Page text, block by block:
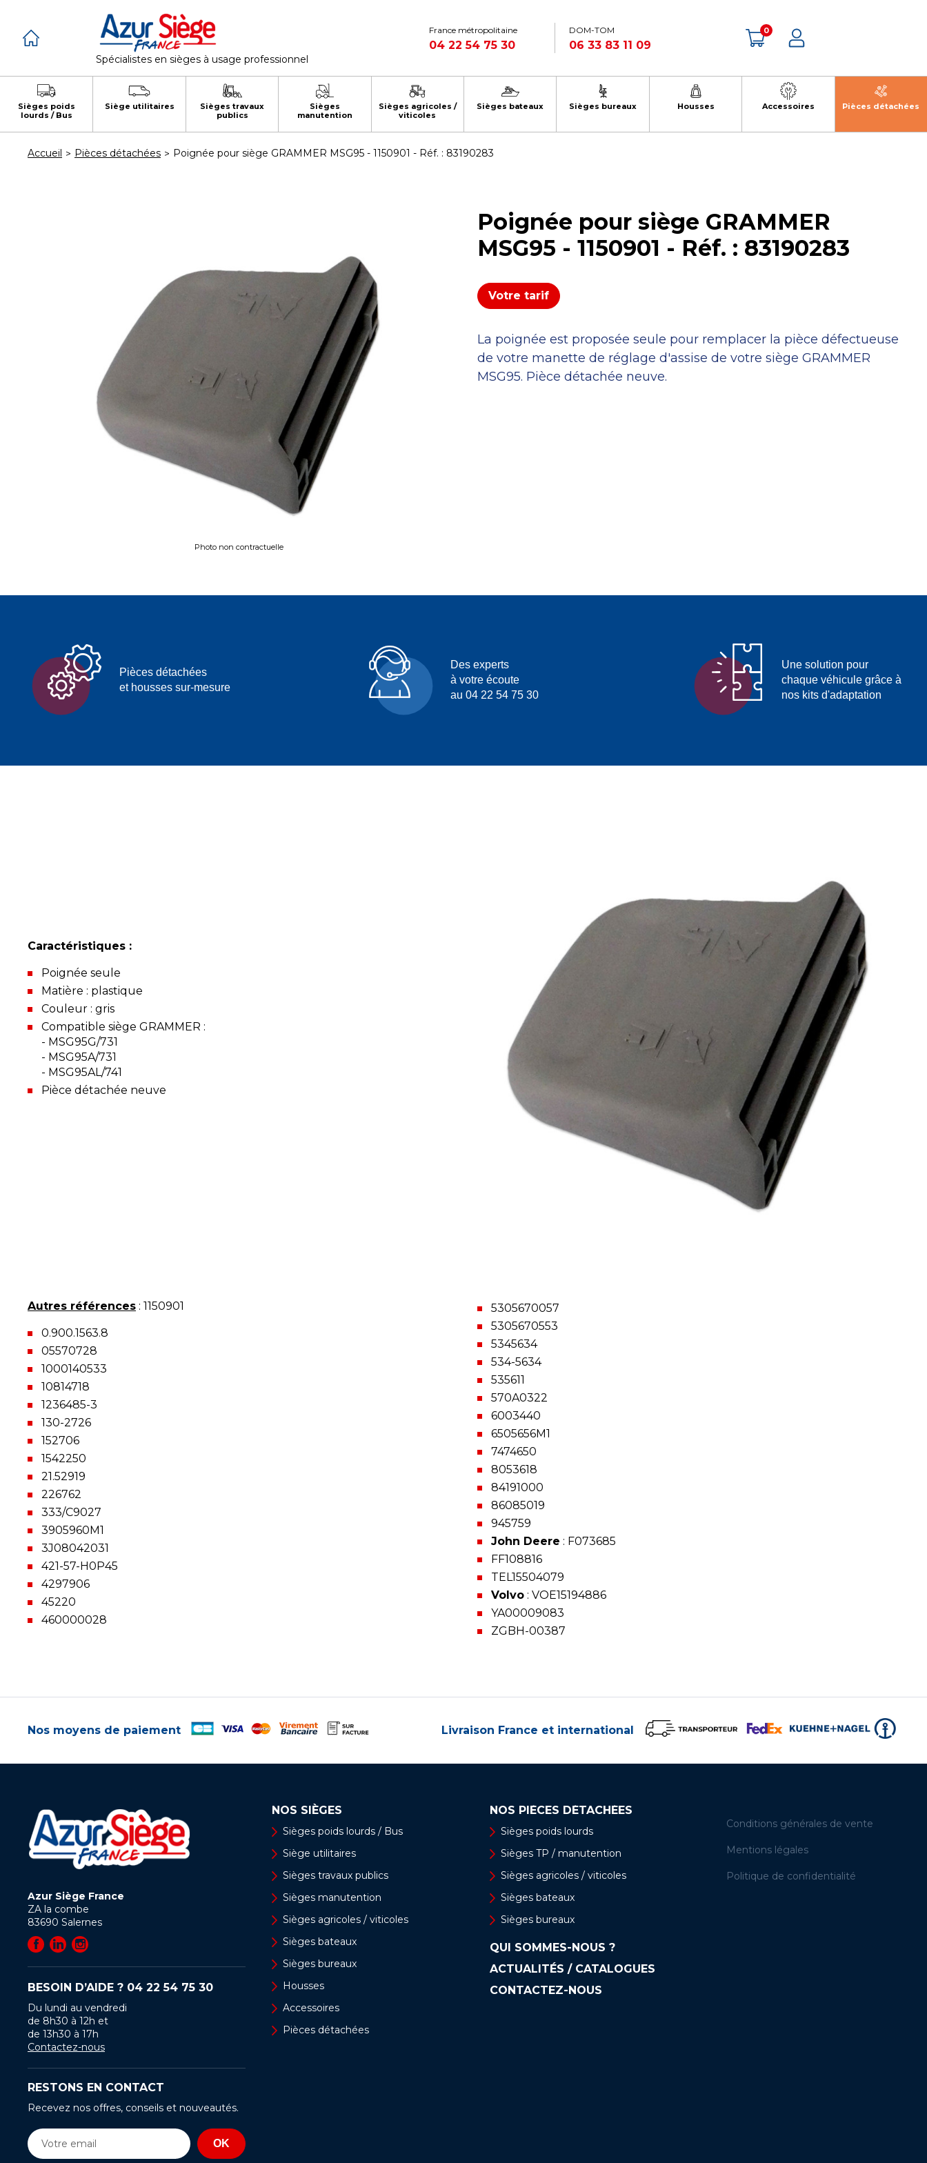
Spécialistes en sièges à usage professionnel
France métropolitaine
04 22 54 75 30
DOM-TOM
06 33 83 11 09
0
Sièges poids
lourds / Bus
Siège utilitaires
Sièges travaux
publics
Sièges
manutention
Sièges agricoles /
viticoles
Sièges bateaux Sièges bureaux Housses Accessoires Pièces détachées
Accueil Pièces détachées Poignée pour siège GRAMMER MSG95 - 1150901 - Réf. : 83190283
Poignée pour siège GRAMMER
MSG95 - 1150901 - Réf. : 83190283
Votre tarif
La poignée est proposée seule pour remplacer la pièce défectueuse
de votre manette de réglage d'assise de votre siège GRAMMER
MSG95. Pièce détachée neuve.
Photo non contractuelle
Pièces détachées
et housses sur-mesure
Des experts
à votre écoute
au 04 22 54 75 30
Une solution pour
chaque véhicule grâce à
nos kits d'adaptation
Caractéristiques :
Poignée seule
Matière : plastique
Couleur : gris
Compatible siège GRAMMER :
- MSG95G/731
- MSG95A/731
- MSG95AL/741
Pièce détachée neuve
Autres références : 1150901
0.900.1563.8
05570728
1000140533
10814718
1236485-3
130-2726
152706
1542250
21.52919
226762
333/C9027
3905960M1
3J08042031
421-57-H0P45
4297906
45220
460000028
5305670057
5305670553
5345634
534-5634
535611
570A0322
6003440
6505656M1
7474650
8053618
84191000
86085019
945759
John Deere : F073685
FF108816
TEL15504079
Volvo : VOE15194886
YA00009083
ZGBH-00387
Nos moyens de paiement Livraison France et international
Azur Siège France
ZA la combe
83690 Salernes
BESOIN D’AIDE ? 04 22 54 75 30
Du lundi au vendredi
de 8h30 à 12h et
de 13h30 à 17h
Contactez-nous
RESTONS EN CONTACT
Recevez nos offres, conseils et nouveautés.
NOS SIÈGES
Sièges poids lourds / Bus
Siège utilitaires
Sièges travaux publics
Sièges manutention
Sièges agricoles / viticoles
Sièges bateaux
Sièges bureaux
Housses
Accessoires
Pièces détachées
NOS PIÈCES DÉTACHÉES
Sièges poids lourds
Sièges TP / manutention
Sièges agricoles / viticoles
Sièges bateaux
Sièges bureaux
QUI SOMMES-NOUS ?
ACTUALITÉS / CATALOGUES
CONTACTEZ-NOUS
Conditions générales de vente
Mentions légales
Politique de confidentialité